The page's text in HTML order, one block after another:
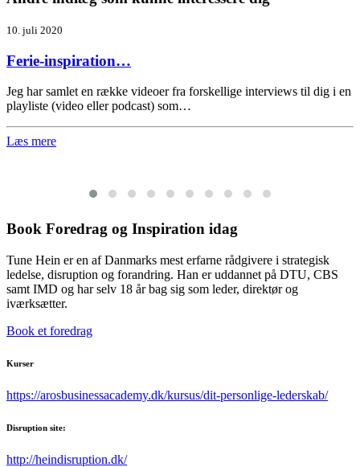
10. juli 2020
Ferie-inspiration…
Jeg har samlet en række videoer fra forskellige interviews til dig i en
playliste (video eller podcast) som…
Læs mere
Book Foredrag og Inspiration idag
Tune Hein er en af Danmarks mest erfarne rådgivere i strategisk
ledelse, disruption og forandring. Han er uddannet på DTU, CBS
samt IMD og har selv 18 år bag sig som leder, direktør og
iværksætter.
Book et foredrag
Kurser
https://arosbusinessacademy.dk/kursus/dit-personlige-lederskab/
Disruption site:
http://heindisruption.dk/